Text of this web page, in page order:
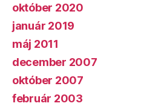
október 2020
január 2019
máj 2011
december 2007
október 2007
február 2003